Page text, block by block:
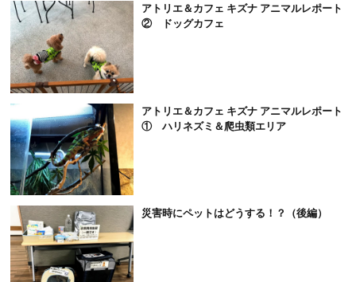
アトリエ＆カフェ キズナ アニマルレポート
② ドッグカフェ
アトリエ＆カフェ キズナ アニマルレポート
① ハリネズミ＆爬虫類エリア
災害時にペットはどうする！？（後編）